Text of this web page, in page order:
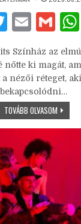
DATE:
T
it
te
r
E
ai
l
G
ai
l
Színház az
ki magát,
nézői réteget,
bekapcsolódni…
TOVÁBB OLVASOMVADÁSZAT
–